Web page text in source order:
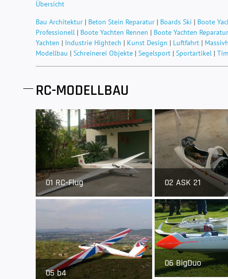
Übersicht
Bau Architektur | Beton Stein Reparatur | Boards Ski | Boote
Professionell | Boote Yachten Rennen | Boote Yachten
Yachten | Industrie Hightech | Kunst Design | Luftfahrt |
Modellbau | Schreinerei Objekte | Segelsport | Sportartikel |
RC-MODELLBAU
01 RC-Flug 02 ASK 21
05 b4
06 BigDuo